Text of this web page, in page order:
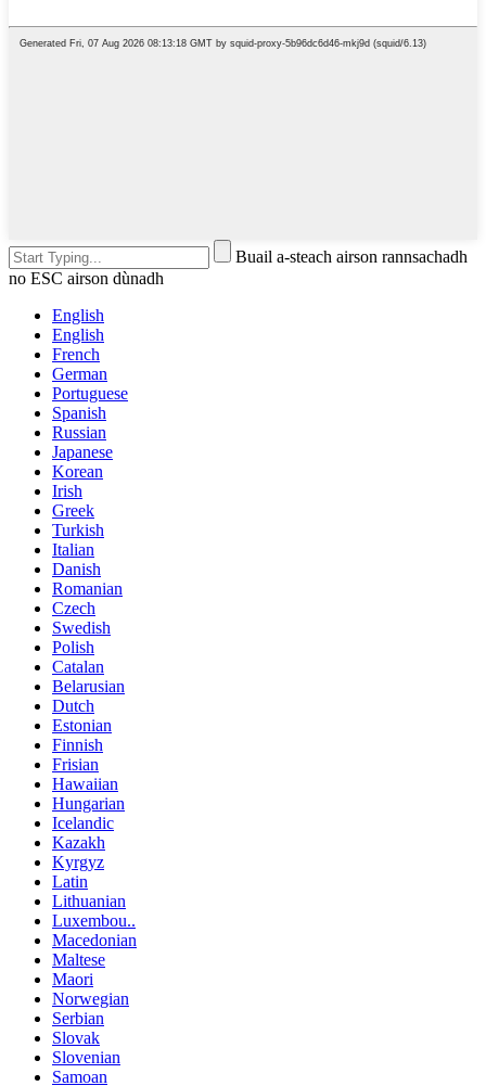
Buail a-steach airson rannsachadh
no ESC airson dùnadh
English
English
French
German
Portuguese
Spanish
Russian
Japanese
Korean
Irish
Greek
Turkish
Italian
Danish
Romanian
Czech
Swedish
Polish
Catalan
Belarusian
Dutch
Estonian
Finnish
Frisian
Hawaiian
Hungarian
Icelandic
Kazakh
Kyrgyz
Latin
Lithuanian
Luxembou..
Macedonian
Maltese
Maori
Norwegian
Serbian
Slovak
Slovenian
Samoan